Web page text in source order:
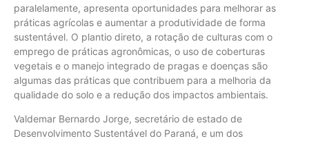
paralelamente, apresenta oportunidades para melhorar as
práticas agrícolas e aumentar a produtividade de forma
sustentável. O plantio direto, a rotação de culturas com o
emprego de práticas agronômicas, o uso de coberturas
vegetais e o manejo integrado de pragas e doenças são
algumas das práticas que contribuem para a melhoria da
qualidade do solo e a redução dos impactos ambientais.
Valdemar Bernardo Jorge, secretário de estado de
Desenvolvimento Sustentável do Paraná, e um dos